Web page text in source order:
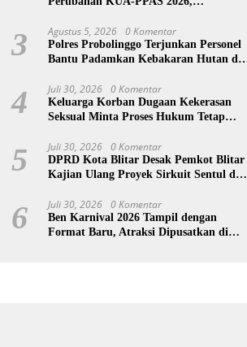
3 Agustus 5, 2026 0 Komentar
Polres Probolinggo Terjunkan Personel
Bantu Padamkan Kebakaran Hutan di
4 Juli 30, 2026 0 Komentar
Keluarga Korban Dugaan Kekerasan
Seksual Minta Proses Hukum Tetap
5 Juli 30, 2026 0 Komentar
DPRD Kota Blitar Desak Pemkot Blitar
Kajian Ulang Proyek Sirkuit Sentul dan
6 Juli 30, 2026 0 Komentar
Ben Karnival 2026 Tampil dengan
Format Baru, Atraksi Dipusatkan di